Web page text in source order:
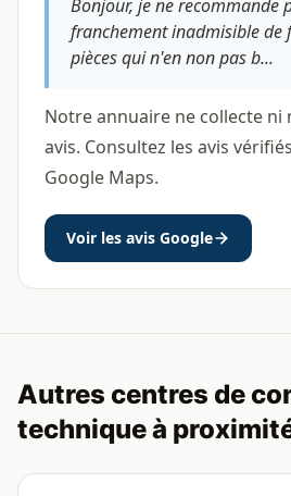
Bonjour, je ne recommande
franchement inadmisible de
pièces qui n'en non pas b...
Notre annuaire ne collecte ni
avis. Consultez les avis
Google Maps.
Voir les avis Google
Autres centres de
technique à